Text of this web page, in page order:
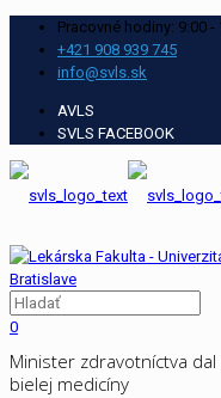
Pracovné hodiny: 9:00 -
+421 908 939 745
info@svls.sk
AVLS
SVLS FACEBOOK
0
Minister zdravotníctva
bielej medicíny